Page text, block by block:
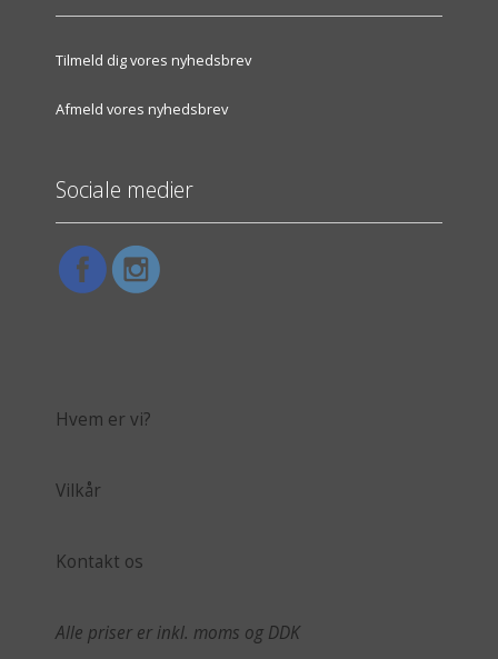
Tilmeld dig vores nyhedsbrev
Afmeld vores nyhedsbrev
Sociale medier
Hvem er vi?
Vilkår
Kontakt os
Alle priser er inkl. moms og DDK